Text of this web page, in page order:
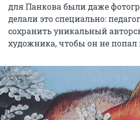
для Панкова были даже
делали это специально:
сохранить уникальный
художника, чтобы он не